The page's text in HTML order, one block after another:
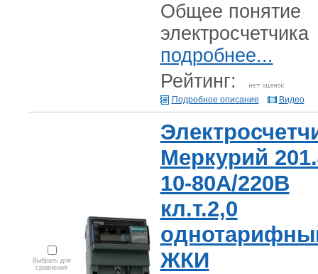
Общее понятие
электросчетчика
подробнее...
Рейтинг:
Подробное описание Видео
Выбрать для
сравнения
Меркурий
10-80А/220В
кл.т.2,0
ЖКИ